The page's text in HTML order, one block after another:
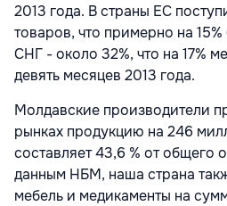
2013 года. В страны ЕС
товаров, что примерно на
СНГ - около 32%, что на 17%
девять месяцев 2013 года.
Молдавские производители
рынках продукцию на 246
составляет 43,6 % от общего
данным НБМ, наша страна
мебель и медикаменты на